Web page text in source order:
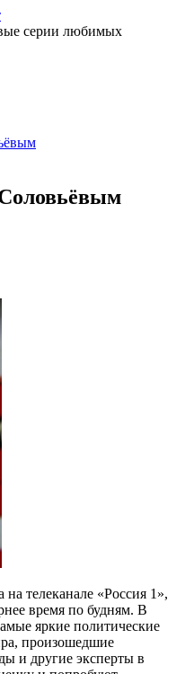
серии любимых
телеканале «Россия 1»,
время по будням. В
яркие политические
произошедшие
и другие эксперты в